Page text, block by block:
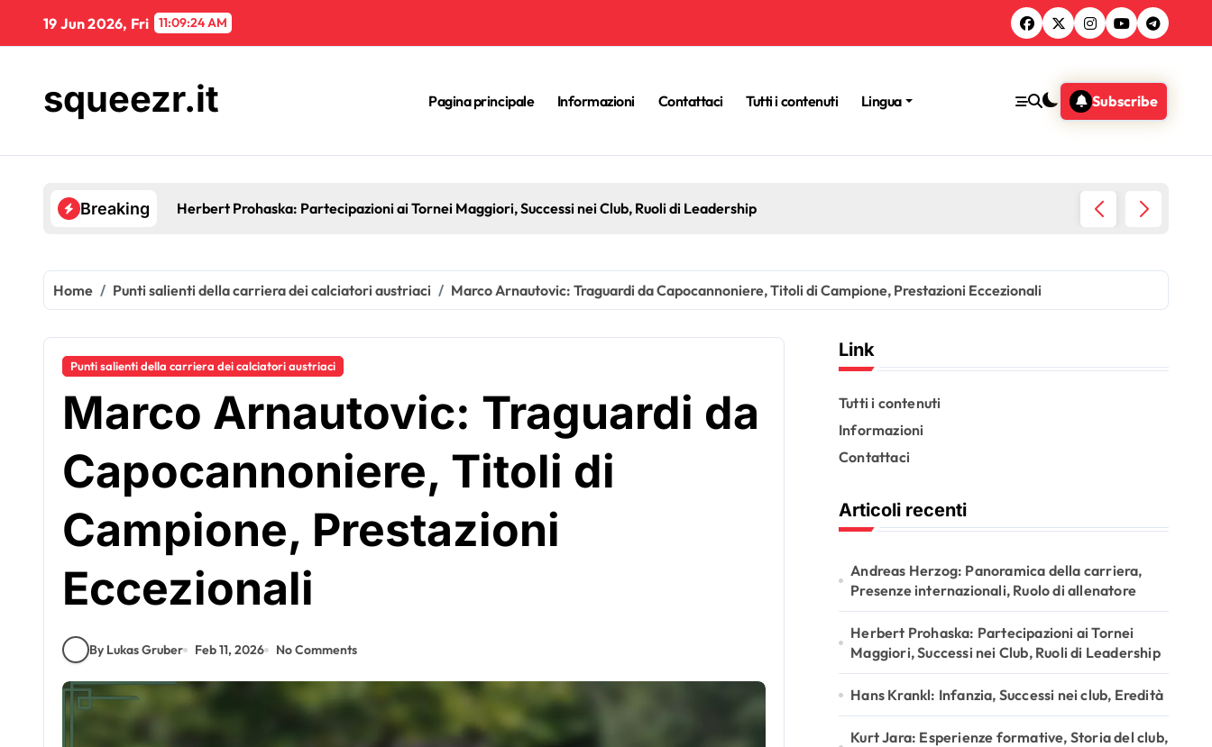
content
19 Jun 2026, Fri 11:09:25 AM
squeezr.it Pagina principale Informazioni Contattaci Tutti i contenuti Lingua Subscribe
Breaking Herbert Prohaska: Partecipazioni ai Tornei Maggiori, Successi nei Club, Ruoli di Leadership
Home Punti salienti della carriera dei calciatori austriaci Marco Arnautovic: Traguardi da Capocannoniere, Titoli di Campione, Prestazioni Eccezionali
Punti salienti della carriera dei calciatori austriaci
Marco Arnautovic: Traguardi da
Capocannoniere, Titoli di
Campione, Prestazioni
Eccezionali
By Lukas Gruber Feb 11, 2026 No Comments
Link
Tutti i contenuti
Informazioni
Contattaci
Articoli recenti
Andreas Herzog: Panoramica della carriera,
Presenze internazionali, Ruolo di allenatore
Herbert Prohaska: Partecipazioni ai Tornei
Maggiori, Successi nei Club, Ruoli di Leadership
Hans Krankl: Infanzia, Successi nei club, Eredità
Kurt Jara: Esperienze formative, Storia del club,